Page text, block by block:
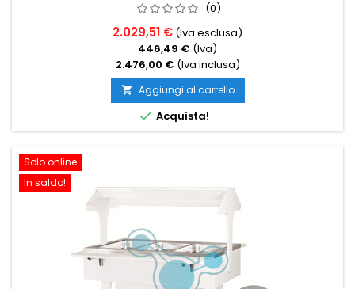
(0)
2.029,51 € (Iva esclusa)
446,49 € (Iva)
2.476,00 € (Iva inclusa)
 Aggiungi al carrello
 Acquista!
Solo online
In saldo!